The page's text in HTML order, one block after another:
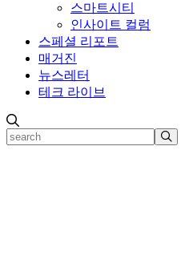
스마트시티
인사이트 컬럼
스페셜 리포트
매거진
뉴스레터
테크 라이브